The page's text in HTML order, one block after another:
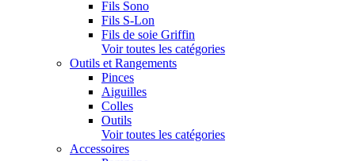
Fils Sono
Fils S-Lon
Fils de soie Griffin
Voir toutes les catégories
Outils et Rangements
Pinces
Aiguilles
Colles
Outils
Voir toutes les catégories
Accessoires